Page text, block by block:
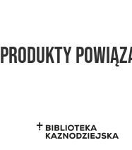
Produkty